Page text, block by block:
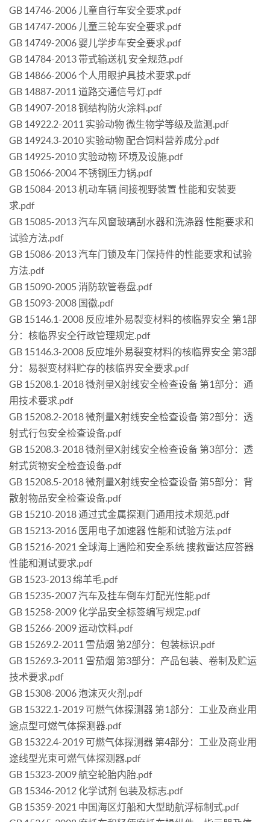
GB 14746-2006 儿童自行车安全要求.pdf
GB 14747-2006 儿童三轮车安全要求.pdf
GB 14749-2006 婴儿学步车安全要求.pdf
GB 14784-2013 带式输送机 安全规范.pdf
GB 14866-2006 个人用眼护具技术要求.pdf
GB 14887-2011 道路交通信号灯.pdf
GB 14907-2018 钢结构防火涂料.pdf
GB 14922.2-2011 实验动物 微生物学等级及监测.pdf
GB 14924.3-2010 实验动物 配合饲料营养成分.pdf
GB 14925-2010 实验动物 环境及设施.pdf
GB 15066-2004 不锈钢压力锅.pdf
GB 15084-2013 机动车辆 间接视野装置 性能和安装要
求.pdf
GB 15085-2013 汽车风窗玻璃刮水器和洗涤器 性能要求和
试验方法.pdf
GB 15086-2013 汽车门锁及车门保持件的性能要求和试验
方法.pdf
GB 15090-2005 消防软管卷盘.pdf
GB 15093-2008 国徽.pdf
GB 15146.1-2008 反应堆外易裂变材料的核临界安全 第1部
分：核临界安全行政管理规定.pdf
GB 15146.3-2008 反应堆外易裂变材料的核临界安全 第3部
分：易裂变材料贮存的核临界安全要求.pdf
GB 15208.1-2018 微剂量X射线安全检查设备 第1部分：通
用技术要求.pdf
GB 15208.2-2018 微剂量X射线安全检查设备 第2部分：透
射式行包安全检查设备.pdf
GB 15208.3-2018 微剂量X射线安全检查设备 第3部分：透
射式货物安全检查设备.pdf
GB 15208.5-2018 微剂量X射线安全检查设备 第5部分：背
散射物品安全检查设备.pdf
GB 15210-2018 通过式金属探测门通用技术规范.pdf
GB 15213-2016 医用电子加速器 性能和试验方法.pdf
GB 15216-2021 全球海上遇险和安全系统 搜救雷达应答器
性能和测试要求.pdf
GB 1523-2013 绵羊毛.pdf
GB 15235-2007 汽车及挂车倒车灯配光性能.pdf
GB 15258-2009 化学品安全标签编写规定.pdf
GB 15266-2009 运动饮料.pdf
GB 15269.2-2011 雪茄烟 第2部分：包装标识.pdf
GB 15269.3-2011 雪茄烟 第3部分：产品包装、卷制及贮运
技术要求.pdf
GB 15308-2006 泡沫灭火剂.pdf
GB 15322.1-2019 可燃气体探测器 第1部分：工业及商业用
途点型可燃气体探测器.pdf
GB 15322.4-2019 可燃气体探测器 第4部分：工业及商业用
途线型光束可燃气体探测器.pdf
GB 15323-2009 航空轮胎内胎.pdf
GB 15346-2012 化学试剂 包装及标志.pdf
GB 15359-2021 中国海区灯船和大型助航浮标制式.pdf